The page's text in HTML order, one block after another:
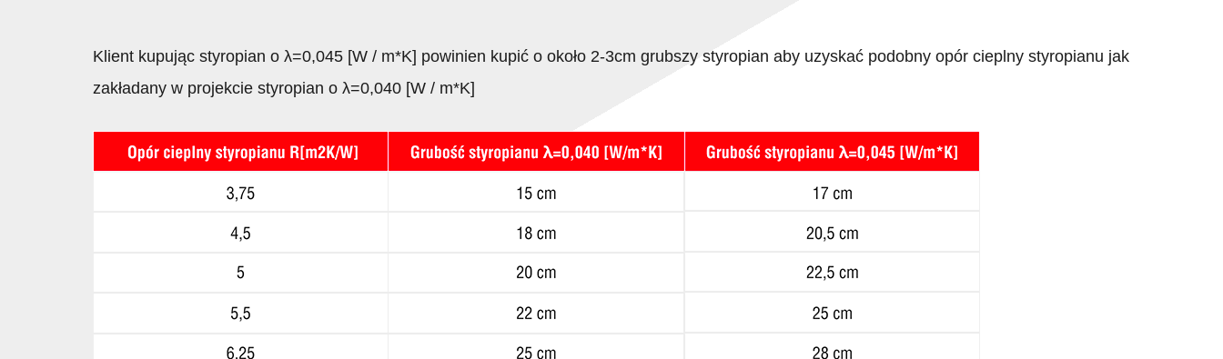
Klient kupując styropian o λ=0,045 [W / m*K] powinien kupić o około 2-3cm grubszy styropian aby uzyskać podobny opór cieplny styropianu jak
zakładany w projekcie styropian o λ=0,040 [W / m*K]